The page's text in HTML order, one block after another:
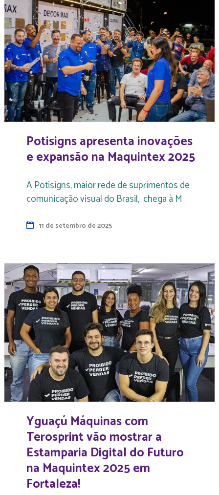
Potisigns apresenta inovações
e expansão na Maquintex 2025
A Potisigns, maior rede de suprimentos de
comunicação visual do Brasil, chega à M
11 de setembro de 2025
Yguaçú Máquinas com
Terosprint vão mostrar a
Estamparia Digital do Futuro
na Maquintex 2025 em
Fortaleza!